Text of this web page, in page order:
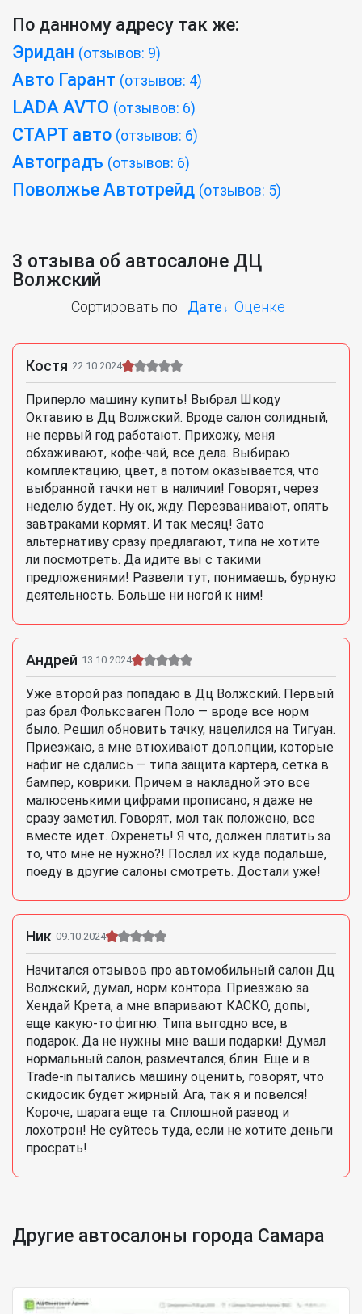
По данному адресу так же:
Эридан (отзывов: 9)
Авто Гарант (отзывов: 4)
LADA AVTO (отзывов: 6)
СТАРТ авто (отзывов: 6)
Автоградъ (отзывов: 6)
Поволжье Автотрейд (отзывов: 5)
3 отзыва об автосалоне ДЦ
Волжский
Сортировать по Дате Оценке
Костя 22.10.2024
Приперло машину купить! Выбрал Шкоду
Октавию в Дц Волжский. Вроде салон солидный,
не первый год работают. Прихожу, меня
обхаживают, кофе-чай, все дела. Выбираю
комплектацию, цвет, а потом оказывается, что
выбранной тачки нет в наличии! Говорят, через
неделю будет. Ну ок, жду. Перезванивают, опять
завтраками кормят. И так месяц! Зато
альтернативу сразу предлагают, типа не хотите
ли посмотреть. Да идите вы с такими
предложениями! Развели тут, понимаешь, бурную
деятельность. Больше ни ногой к ним!
Андрей 13.10.2024
Уже второй раз попадаю в Дц Волжский. Первый
раз брал Фольксваген Поло — вроде все норм
было. Решил обновить тачку, нацелился на Тигуан.
Приезжаю, а мне втюхивают доп.опции, которые
нафиг не сдались — типа защита картера, сетка в
бампер, коврики. Причем в накладной это все
малюсенькими цифрами прописано, я даже не
сразу заметил. Говорят, мол так положено, все
вместе идет. Охренеть! Я что, должен платить за
то, что мне не нужно?! Послал их куда подальше,
поеду в другие салоны смотреть. Достали уже!
Ник 09.10.2024
Начитался отзывов про автомобильный салон Дц
Волжский, думал, норм контора. Приезжаю за
Хендай Крета, а мне впаривают КАСКО, допы,
еще какую-то фигню. Типа выгодно все, в
подарок. Да не нужны мне ваши подарки! Думал
нормальный салон, размечтался, блин. Еще и в
Trade-in пытались машину оценить, говорят, что
скидосик будет жирный. Ага, так я и повелся!
Короче, шарага еще та. Сплошной развод и
лохотрон! Не суйтесь туда, если не хотите деньги
просрать!
Другие автосалоны города Самара